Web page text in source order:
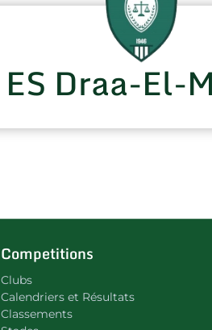
ES Draa-El-
Competitions
Clubs
Calendriers et Résultats
Classements